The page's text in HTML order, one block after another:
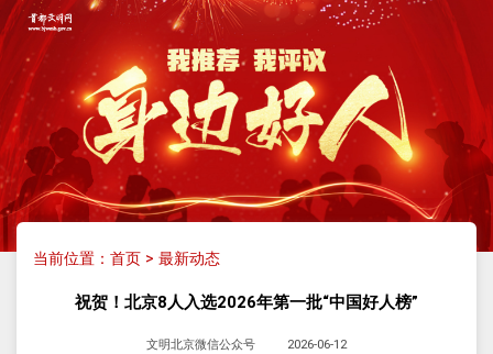
当前位置： 首页> 最新动态
祝贺！北京8人入选2026年第一批“中国好人榜”
文明北京微信公众号 2026-06-12